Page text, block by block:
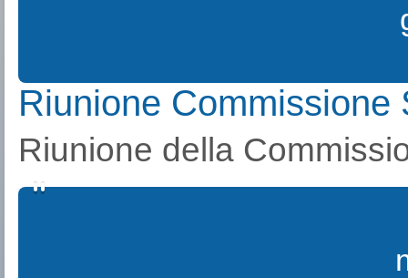
Riunione Commissione
Riunione della